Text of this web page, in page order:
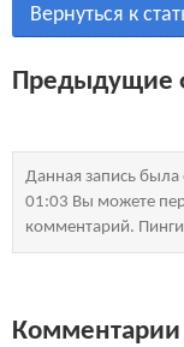
Вернуться к
Предыдущие
Данная запись
01:03 Вы можете
комментарий.
Комментарии